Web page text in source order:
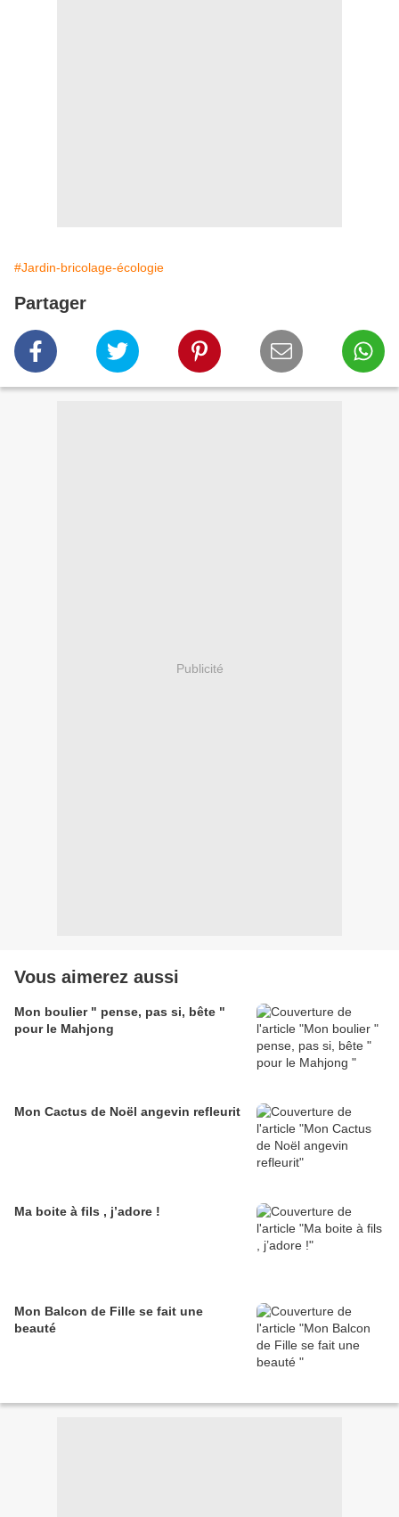
#Jardin-bricolage-écologie
Partager
Publicité
Vous aimerez aussi
Mon boulier " pense, pas si, bête "
pour le Mahjong
Mon Cactus de Noël angevin refleurit
Ma boite à fils , j’adore !
Mon Balcon de Fille se fait une
beauté